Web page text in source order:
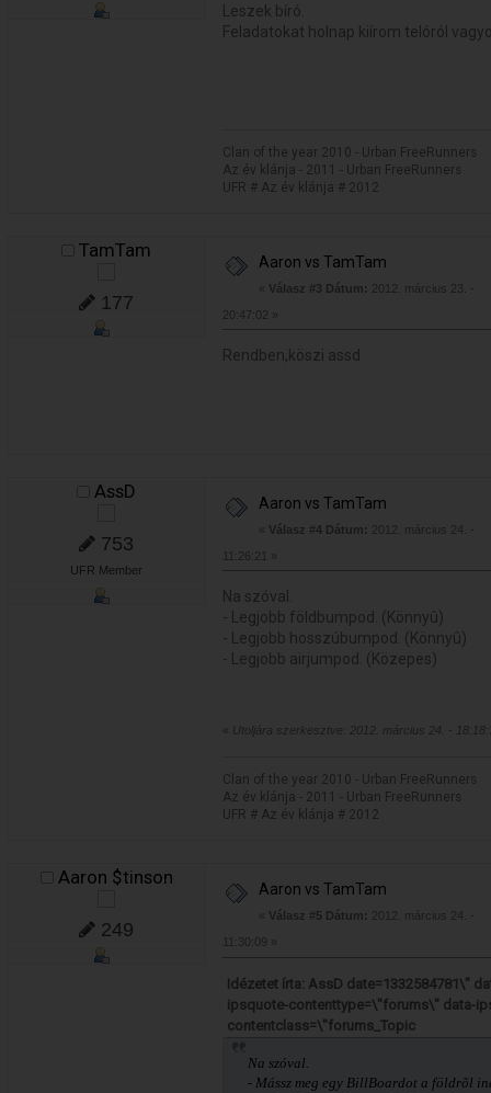
Leszek bíró.
Feladatokat holnap kiírom telóról
Clan of the year 2010 - Urban FreeRunners
Az év klánja - 2011 - Urban FreeRunners
UFR # Az év klánja # 2012
TamTam
177
Aaron vs TamTam
« Válasz #3 Dátum:
2012. március 23. -
20:47:02 »
Rendben,köszi assd
AssD
753
UFR Member
Aaron vs TamTam
« Válasz #4 Dátum:
2012. március 24. -
11:26:21 »
Na szóval.
- Legjobb földbumpod. (Könnyû)
- Legjobb hosszúbumpod. (Könnyû)
- Legjobb airjumpod. (Közepes)
« Utoljára szerkesztve: 2012. március 24. -
Clan of the year 2010 - Urban FreeRunners
Az év klánja - 2011 - Urban FreeRunners
UFR # Az év klánja # 2012
Aaron $tinson
249
Aaron vs TamTam
« Válasz #5 Dátum:
2012. március 24. -
11:30:09 »
Idézetet írta: AssD date=1332584781\"
ipsquote-contenttype=\"forums\" data-
contentclass=\"forums_Topic
Na szóval.
- Mássz meg egy BillBoardot a földrõl